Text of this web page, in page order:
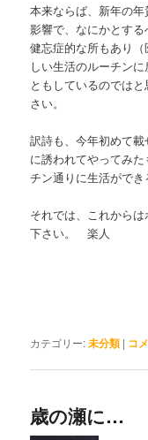
本来ならば、新年の
影響で、なにかとす
健忘症的な所もあり
しい生活のルーチン
ともしているのでは
さい。
訳詩も、今年初めて
に誘われてやってみ
チン通りに生活ができ
それでは、これから
下さい。 楽人
カテゴリー:未分類 | コ
歳の瀬に…